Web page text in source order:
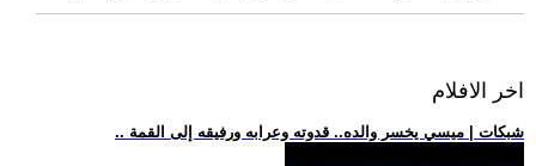
اخر الافلام
.. شبكات | ميسي يخسر والده.. قدوته وعرابه ورفيقه إلى القمة